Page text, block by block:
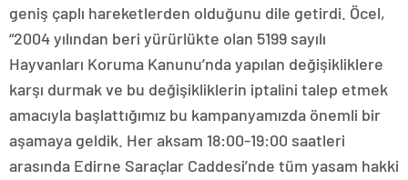
geniş çaplı hareketlerden olduğunu dile getirdi. Öcel,
“2004 yılından beri yürürlükte olan 5199 sayılı
Hayvanları Koruma Kanunu’nda yapılan değişikliklere
karşı durmak ve bu değişikliklerin iptalini talep etmek
amacıyla başlattığımız bu kampanyamızda önemli bir
aşamaya geldik. Her aksam 18:00-19:00 saatleri
arasında Edirne Saraçlar Caddesi’nde tüm yasam hakki